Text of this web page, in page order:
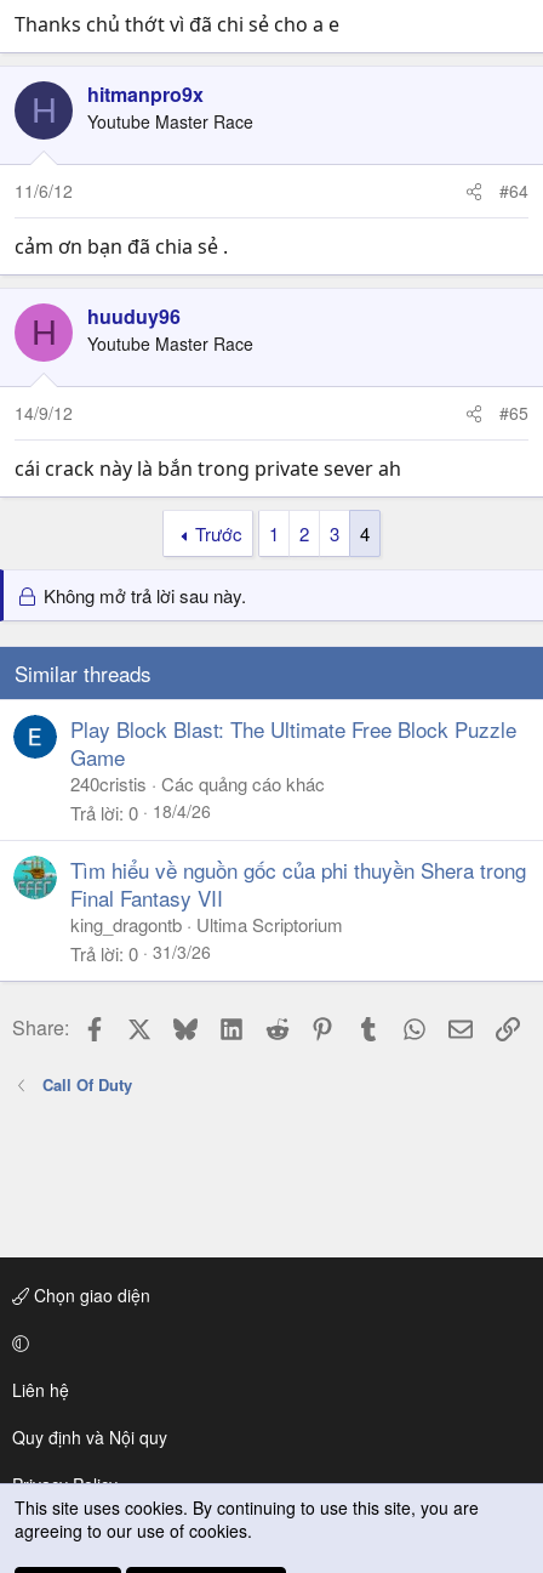
Thanks chủ thớt vì đã chi sẻ cho a e
H hitmanpro9x
Youtube Master Race
11/6/12 #64
cảm ơn bạn đã chia sẻ .
H huuduy96
Youtube Master Race
14/9/12 #65
cái crack này là bắn trong private sever ah
Trước 1 2 3 4
Không mở trả lời sau này.
Similar threads
Play Block Blast: The Ultimate Free Block Puzzle
Game
240cristis
Các quảng cáo khác
Trả lời 0 18/4/26
Tìm hiểu về nguồn gốc của phi thuyền Shera trong
Final Fantasy VII
king_dragontb
Ultima Scriptorium
Trả lời 0 31/3/26
Share: Facebook BlueskyLinkedIn
Reddit PinterestTumblr WhatsApp
Email
Call Of Duty
Chọn giao diện
Liên hệ
Quy định và Nội quy
Privacy Policy
Trợ giúp
This site uses cookies. By continuing to use this site, you are
agreeing to our use of cookies.